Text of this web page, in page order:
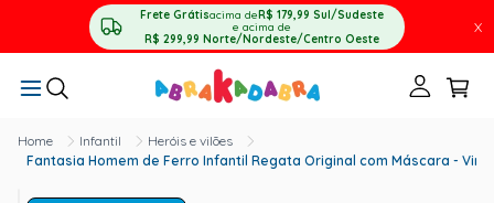
Frete Grátisacima deR$ 179,99 Sul/Sudeste
e acima de
R$ 299,99 Norte/Nordeste/Centro Oeste
X
Infantil
Heróis e vilões
Fantasia Homem de Ferro Infantil Regata Original com Máscara -